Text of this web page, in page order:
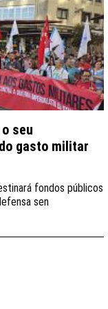
seu
gasto militar
fondos públicos
sen